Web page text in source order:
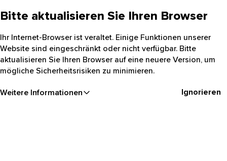
Bitte aktualisieren Sie Ihren Browser
Ihr Internet-Browser ist veraltet. Einige Funktionen unserer
Website sind eingeschränkt oder nicht verfügbar. Bitte
aktualisieren Sie Ihren Browser auf eine neuere Version, um
mögliche Sicherheitsrisiken zu minimieren.
Weitere Informationen Ignorieren